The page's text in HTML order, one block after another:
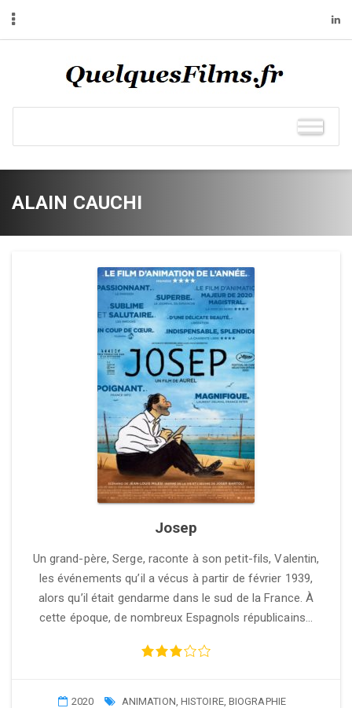
ALAIN CAUCHI
Josep
Un grand-père, Serge, raconte à son petit-fils, Valentin,
les événements qu’il a vécus à partir de février 1939,
alors qu’il était gendarme dans le sud de la France. À
cette époque, de nombreux Espagnols républicains…
2020 ANIMATION, HISTOIRE, BIOGRAPHIE